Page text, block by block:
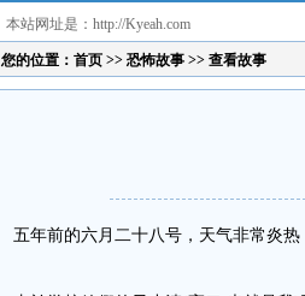
本站网址是：http://Kyeah.com
您的位置： 首页 >> 恐怖故事 >> 查看故事
五年前的六月二十八号，天气非常炎